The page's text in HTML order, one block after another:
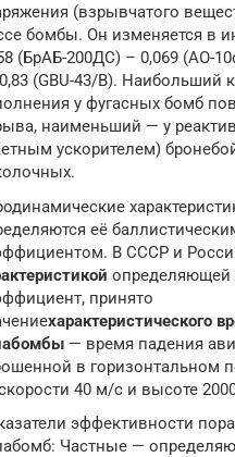
(взрывчатого
бомбы. Он изменяется в
(БрАБ-200ДС) – 0,069 (АО-
(GBU-43/B). Наибольший
у фугасных бомб
наименьший — у
ускорителем)
её
В СССР и
определяющей
принято
характеристического
— время падения
в горизонтальном
40 м/с и высоте
эффективности
Частные —